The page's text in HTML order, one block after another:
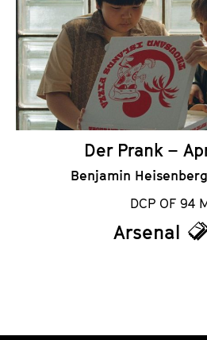
e
t
s
Der Prank –
Benjamin Heisenberg
DCP OF 94
Arsenal
T